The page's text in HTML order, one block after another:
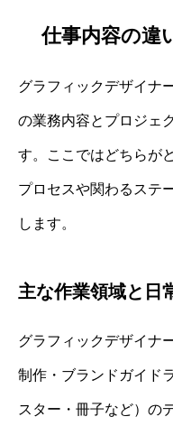
仕事内容の違
グラフィックデザイナ
の業務内容とプロジェ
す。ここではどちらが
プロセスや関わるステ
します。
主な作業領域と日
グラフィックデザイナ
制作・ブランドガイド
スター・冊子など）の